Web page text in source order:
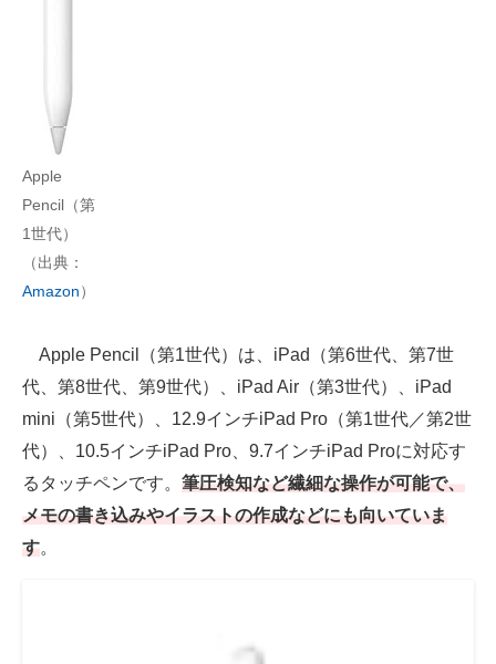
Apple
Pencil（第
1世代）
（出典：
Amazon）
Apple Pencil（第1世代）は、iPad（第6世代、第7世
代、第8世代、第9世代）、iPad Air（第3世代）、iPad
mini（第5世代）、12.9インチiPad Pro（第1世代／第2世
代）、10.5インチiPad Pro、9.7インチiPad Proに対応す
るタッチペンです。 筆圧検知など繊細な操作が可能で、
メモの書き込みやイラストの作成などにも向いていま
す。